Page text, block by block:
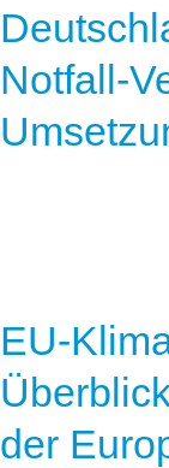
Notfall-
EU-
der